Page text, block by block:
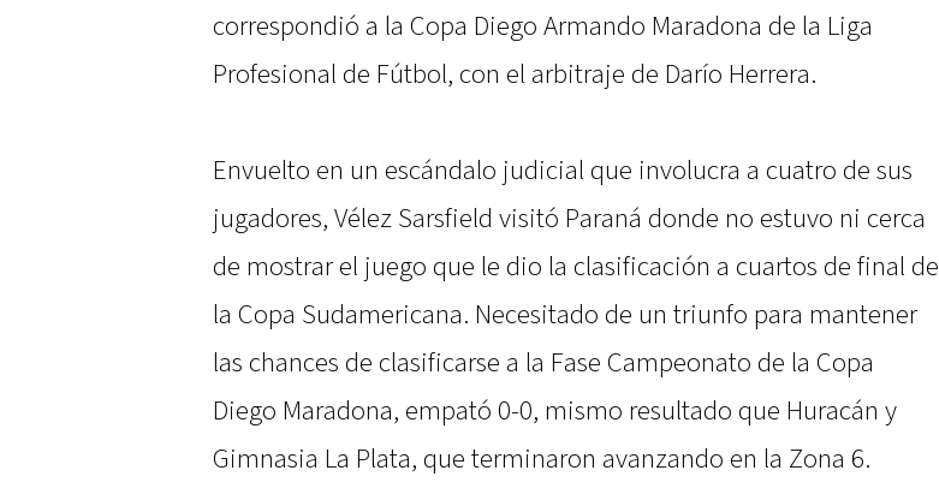
correspondió a la Copa Diego Armando Maradona de la Liga
Profesional de Fútbol, con el arbitraje de Darío Herrera.
Envuelto en un escándalo judicial que involucra a cuatro de sus
jugadores, Vélez Sarsfield visitó Paraná donde no estuvo ni cerca
de mostrar el juego que le dio la clasificación a cuartos de final de
la Copa Sudamericana. Necesitado de un triunfo para mantener
las chances de clasificarse a la Fase Campeonato de la Copa
Diego Maradona, empató 0-0, mismo resultado que Huracán y
Gimnasia La Plata, que terminaron avanzando en la Zona 6.